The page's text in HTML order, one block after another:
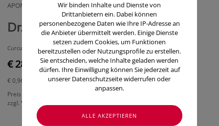
APOMEDICA PHARMAZEUTISCHEPRODUKTE GMBH
Dr. Böhm Curcuma (30 Stk.)
Curcuma mit natürlichem Lecithin
€ 28,90
€ 0,96
Preis inkl. MwSt.
zzgl. Versandkosten
Wir binden Inhalte und Dienste von
Drittanbietern ein. Dabei können
personenbezogene Daten wie Ihre IP-Adresse an
die Anbieter übermittelt werden. Einige Dienste
setzen zudem Cookies, um Funktionen
bereitzustellen oder Nutzungsprofile zu erstellen.
Sie entscheiden, welche Inhalte geladen werden
dürfen. Ihre Einwilligung können Sie jederzeit auf
unserer Datenschutzseite widerrufen oder
anpassen.